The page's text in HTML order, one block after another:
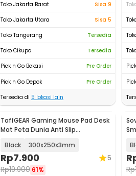
Toko Jakarta Barat
Sisa 9
Toko Jakarta Utara
Sisa 5
Toko Tangerang
Tersedia
Toko Cikupa
Tersedia
Pick n Go Bekasi
Pre Order
Pick n Go Depok
Pre Order
Tersedia di 5 lokasi lain
TaffGEAR Gaming Mouse Pad Desk
Mat Peta Dunia Anti Slip
Black 300x250x3mm
Rp7.900
Rp19.900 61%
5
Rp